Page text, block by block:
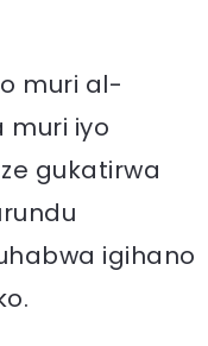
muri al-
muri iyo
gukatirwa
igihano